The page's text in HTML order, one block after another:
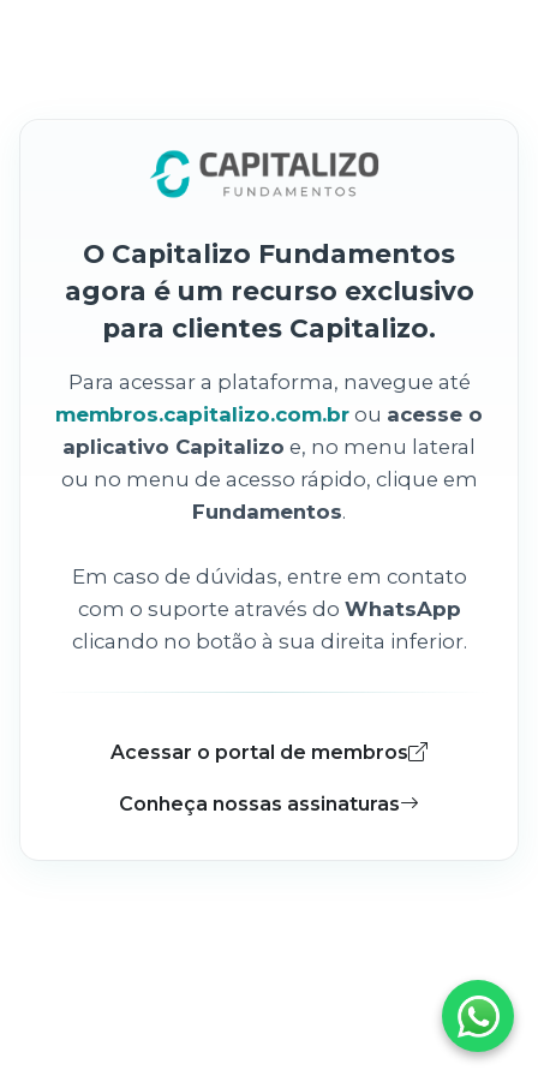
O Capitalizo Fundamentos
agora é um recurso exclusivo
para clientes Capitalizo.
Para acessar a plataforma, navegue até
membros.capitalizo.com.br ou acesse o
aplicativo Capitalizo e, no menu lateral
ou no menu de acesso rápido, clique em
Fundamentos.
Em caso de dúvidas, entre em contato
com o suporte através do WhatsApp
clicando no botão à sua direita inferior.
Acessar o portal de membros
Conheça nossas assinaturas